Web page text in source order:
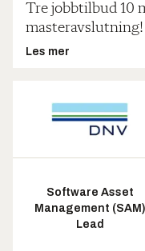
Tre jobbtilbud 10
masteravslutning!
Les mer
Software Asset
Management (SAM)
Lead